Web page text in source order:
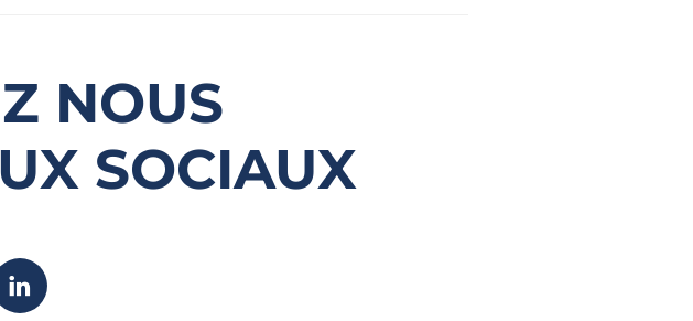
NOUS
SOCIAUX